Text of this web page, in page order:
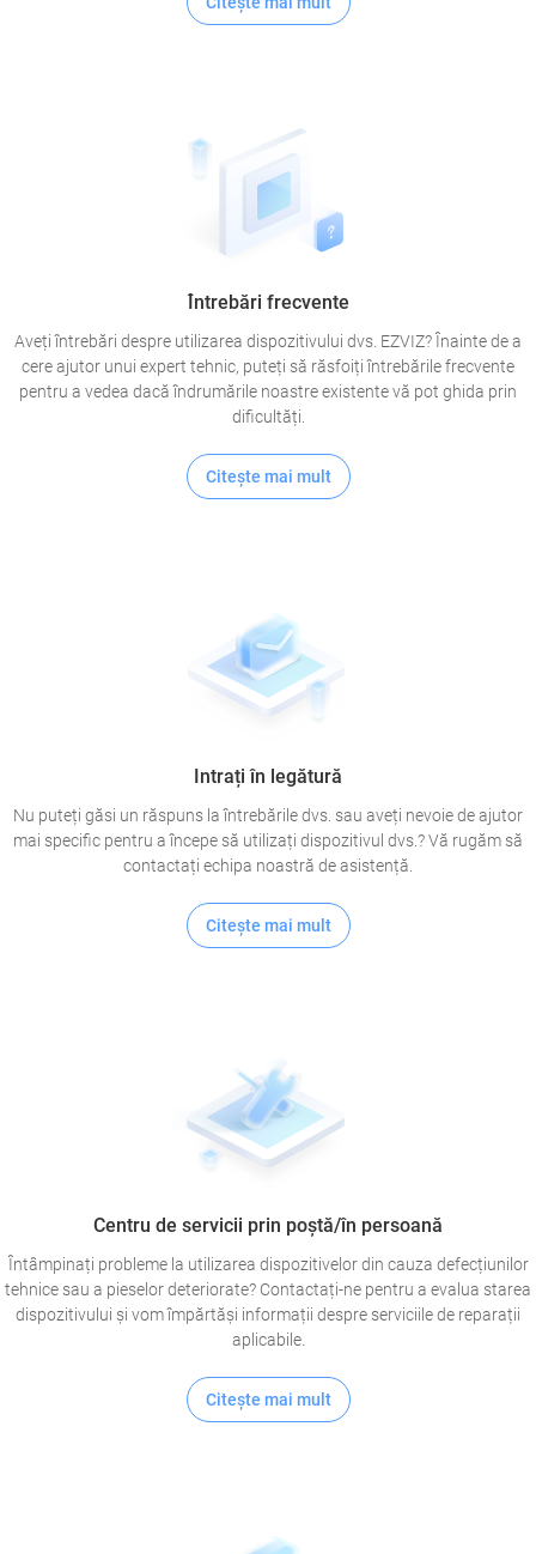
Întrebări frecvente
Aveți întrebări despre utilizarea dispozitivului dvs. EZVIZ? Înainte de a
cere ajutor unui expert tehnic, puteți să răsfoiți întrebările frecvente
pentru a vedea dacă îndrumările noastre existente vă pot ghida prin
dificultăți.
Citeşte mai mult
Intrați în legătură
Nu puteți găsi un răspuns la întrebările dvs. sau aveți nevoie de ajutor
mai specific pentru a începe să utilizați dispozitivul dvs.? Vă rugăm să
contactați echipa noastră de asistență.
Citeşte mai mult
Centru de servicii prin poștă/în persoană
Întâmpinați probleme la utilizarea dispozitivelor din cauza defecțiunilor
tehnice sau a pieselor deteriorate? Contactați-ne pentru a evalua starea
dispozitivului și vom împărtăși informații despre serviciile de reparații
aplicabile.
Citeşte mai mult